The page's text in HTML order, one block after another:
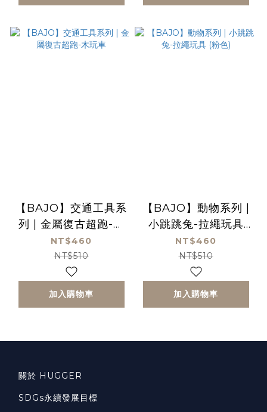
【BAJO】交通工具系
列 | 金屬復古超跑-木
玩車
NT$460
NT$510
加入購物車
【BAJO】動物系列 |
小跳跳兔-拉繩玩具
(粉色)
NT$460
NT$510
加入購物車
關於 HUGGER
SDGs永續發展目標